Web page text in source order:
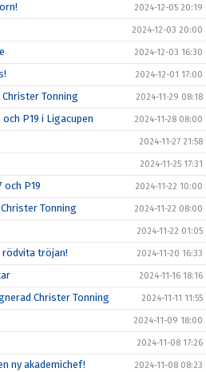
2024-12-05 20:19
2024-12-03 20:00
2024-12-03 16:30
2024-12-01 17:00
Tonning 2024-11-29 08:18
P19 i Ligacupen 2024-11-28 08:00
2024-11-27 21:58
2024-11-25 17:31
och P19 2024-11-22 10:00
Tonning 2024-11-22 08:00
2024-11-22 01:05
tröjan! 2024-11-20 16:33
2024-11-16 18:16
Christer Tonning 2024-11-11 11:55
2024-11-09 18:00
2024-11-08 17:26
ny akademichef! 2024-11-08 08:23